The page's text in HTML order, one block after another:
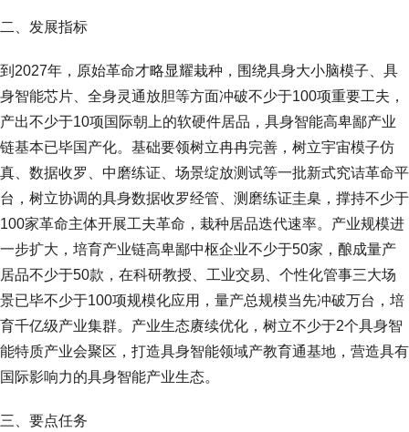
二、发展指标
到2027年，原始革命才略显耀栽种，围绕具身大小脑模子、具
身智能芯片、全身灵通放胆等方面冲破不少于100项重要工夫，
产出不少于10项国际朝上的软硬件居品，具身智能高卑鄙产业
链基本已毕国产化。基础要领树立冉冉完善，树立宇宙模子仿
真、数据收罗、中磨练证、场景绽放测试等一批新式究诘革命平
台，树立协调的具身数据收罗经管、测磨练证圭臬，撑持不少于
100家革命主体开展工夫革命，栽种居品迭代速率。产业规模进
一步扩大，培育产业链高卑鄙中枢企业不少于50家，酿成量产
居品不少于50款，在科研教授、工业交易、个性化管事三大场
景已毕不少于100项规模化应用，量产总规模当先冲破万台，培
育千亿级产业集群。产业生态赓续优化，树立不少于2个具身智
能特质产业会聚区，打造具身智能领域产教育通基地，营造具有
国际影响力的具身智能产业生态。
三、要点任务